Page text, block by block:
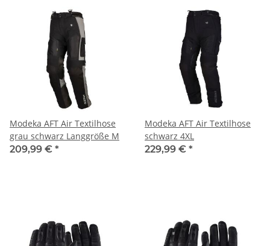
Modeka AFT Air Textilhose
grau schwarz Langgröße M
209,99 € *
Modeka AFT Air Textilhose
schwarz 4XL
229,99 € *